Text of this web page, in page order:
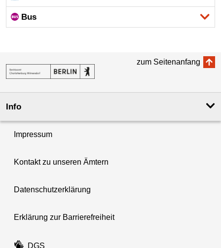
Bus
zum Seitenanfang
Info
Impressum
Kontakt zu unseren Ämtern
Datenschutzerklärung
Erklärung zur Barrierefreiheit
DGS